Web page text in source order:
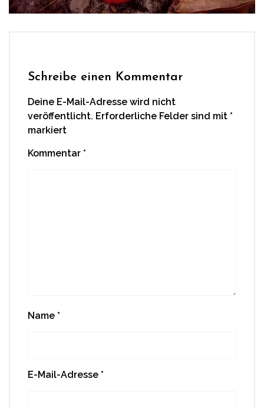
Schreibe einen Kommentar
Deine E-Mail-Adresse wird nicht
veröffentlicht. Erforderliche Felder sind mit *
markiert
Kommentar *
Name *
E-Mail-Adresse *